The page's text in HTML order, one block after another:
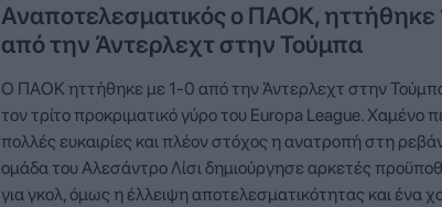
Αναποτελεσματικός ο ΠΑΟΚ, ηττήθηκε
από την Άντερλεχτ στην Τούμπα
Ο ΠΑΟΚ ηττήθηκε με 1-0 από την Άντερλεχτ στην
τον τρίτο προκριματικό γύρο του Europa League. Χαμένο
πολλές ευκαιρίες και πλέον στόχος η ανατροπή στη
ομάδα του Αλεσάντρο Λίσι δημιούργησε αρκετές
για γκολ, όμως η έλλειψη αποτελεσματικότητας και ένα